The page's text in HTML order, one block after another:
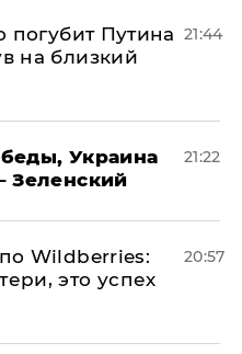
погубит Путина
на близкий
21:44
Украина
Зеленский
21:22
Wildberries:
это успех
20:57